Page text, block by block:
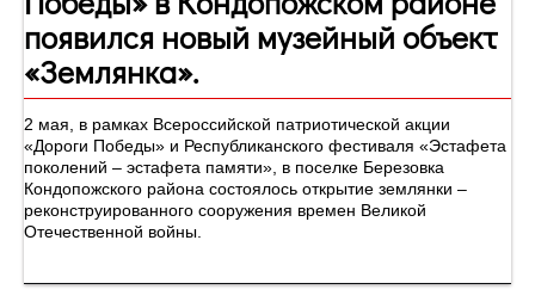
появился новый музейный объект
«Землянка».
2 мая, в рамках Всероссийской патриотической акции
«Дороги Победы» и Республиканского фестиваля «Эстафета
поколений – эстафета памяти», в поселке Березовка
Кондопожского района состоялось открытие землянки –
реконструированного сооружения времен Великой
Отечественной войны.